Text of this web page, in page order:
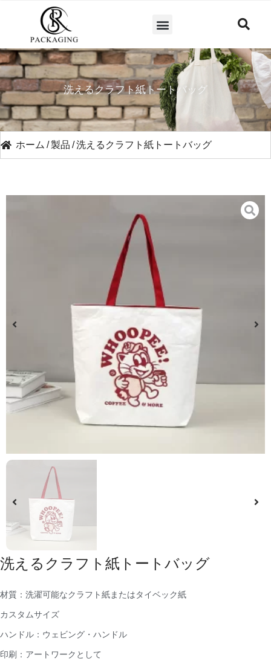
洗えるクラフト紙トートバッグ
ホーム /製品 /洗えるクラフト紙トートバッグ
洗えるクラフト紙トートバッグ
材質：洗濯可能なクラフト紙またはタイベック紙
カスタムサイズ
ハンドル：ウェビング・ハンドル
印刷：アートワークとして